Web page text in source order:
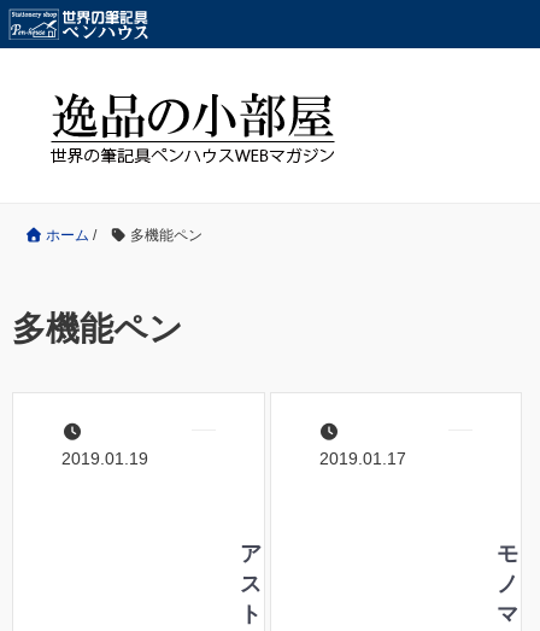
ホーム / 多機能ペン
多機能ペン
2019.01.19
ア
ス
ト
2019.01.17
モ
ノ
マ